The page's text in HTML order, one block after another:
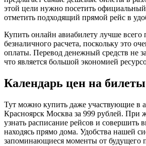
этой цели нужно посетить
отметить подходящий прямой рейс в
Купить онлайн авиабилету лучше
безналичного расчета, поскольку это
оплаты. Перевод денежный средств не
что является большой экономией
Календарь цен на билеты
Тут можно купить даже участвующие в
Красноярск Москва за 999 рублей. При
узнать расписание рейсов и совершить
находясь прямо дома. Удобства нашей
запоминающиеся моменты от будущего